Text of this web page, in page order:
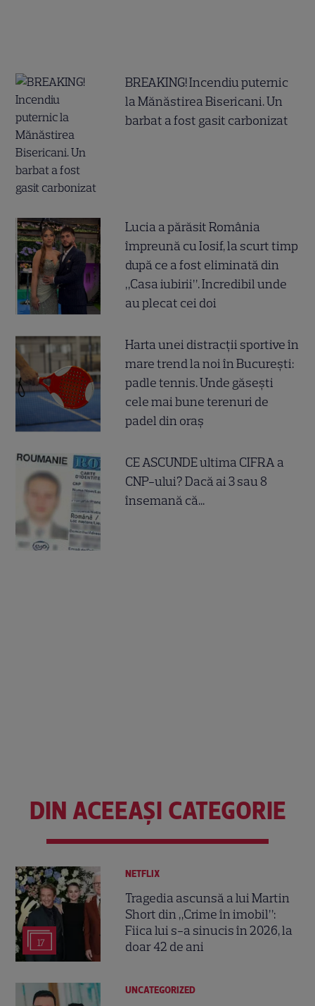
BREAKING! Incendiu puternic
la Mănăstirea Bisericani. Un
barbat a fost gasit carbonizat
Lucia a părăsit România
împreună cu Iosif, la scurt timp
după ce a fost eliminată din
„Casa iubirii”. Incredibil unde
au plecat cei doi
Harta unei distracții sportive în
mare trend la noi în București:
padle tennis. Unde găsești
cele mai bune terenuri de
padel din oraș
CE ASCUNDE ultima CIFRA a
CNP-ului? Dacă ai 3 sau 8
însemană că...
DIN ACEEAȘI CATEGORIE
17
NETFLIX
Tragedia ascunsă a lui Martin
Short din „Crime în imobil”:
Fiica lui s-a sinucis în 2026, la
doar 42 de ani
UNCATEGORIZED